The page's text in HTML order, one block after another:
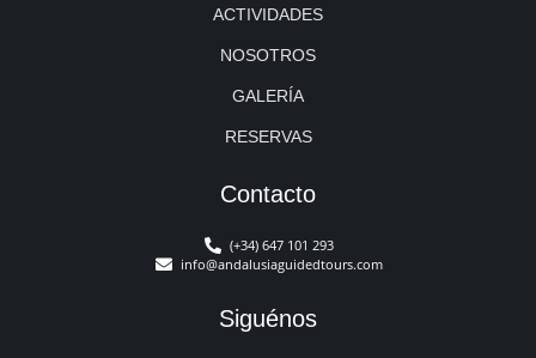
ACTIVIDADES
NOSOTROS
GALERÍA
RESERVAS
Contacto
(+34) 647 101 293
info@andalusiaguidedtours.com
Siguénos